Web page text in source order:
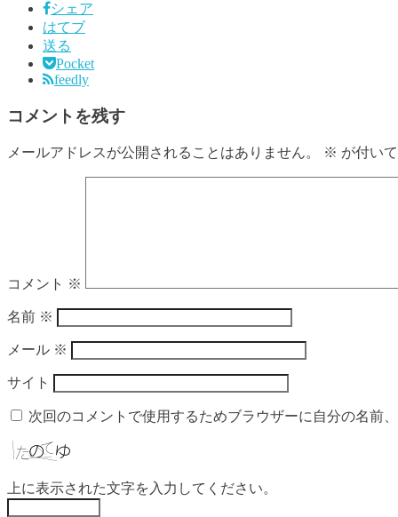
シェア
はてブ
送る
Pocket
feedly
コメントを残す
メールアドレスが公開されることはありません。 ※ が付い
コメント ※
名前 ※
メール ※
サイト
次回のコメントで使用するためブラウザーに自分の名前
上に表示された文字を入力してください。